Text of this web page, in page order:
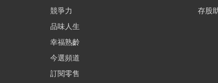
競爭力
品味人生
幸福熟齡
今選頻道
訂閱零售
存股